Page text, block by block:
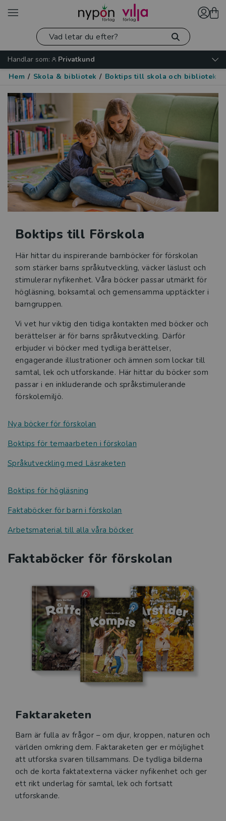
Handlar som:
Privatkund
Hem / Skola & bibliotek / Boktips till skola och bibliotek
Boktips till Förskola
Här hittar du inspirerande barnböcker för förskolan
som stärker barns språkutveckling, väcker läslust och
stimulerar nyfikenhet. Våra böcker passar utmärkt för
högläsning, boksamtal och gemensamma upptäckter i
barngruppen.
Vi vet hur viktig den tidiga kontakten med böcker och
berättelser är för barns språkutveckling. Därför
erbjuder vi böcker med tydliga berättelser,
engagerande illustrationer och ämnen som lockar till
samtal, lek och utforskande. Här hittar du böcker som
passar i en inkluderande och språkstimulerande
förskolemiljö.
Nya böcker för förskolan
Boktips för temaarbeten i förskolan
Språkutveckling med Läsraketen
Boktips för högläsning
Faktaböcker för barn i förskolan
Arbetsmaterial till alla våra böcker
Faktaböcker för förskolan
Faktaraketen
Barn är fulla av frågor – om djur, kroppen, naturen och
världen omkring dem. Faktaraketen ger er möjlighet
att utforska svaren tillsammans. De tydliga bilderna
och de korta faktatexterna väcker nyfikenhet och ger
ett rikt underlag för samtal, lek och fortsatt
utforskande.